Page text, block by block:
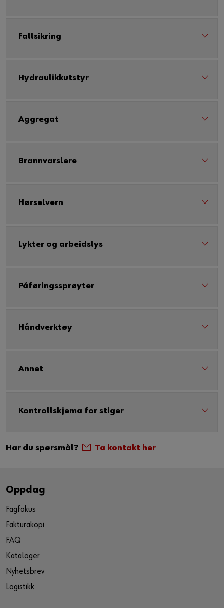
Fallsikring
Hydraulikkutstyr
Aggregat
Brannvarslere
Hørselvern
Lykter og arbeidslys
Påføringssprøyter
Håndverktøy
Annet
Kontrollskjema for stiger
Har du spørsmål? Ta kontakt her
Oppdag
Fagfokus
Fakturakopi
FAQ
Kataloger
Nyhetsbrev
Logistikk